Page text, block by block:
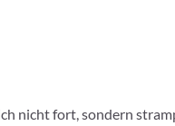
nicht fort, sondern